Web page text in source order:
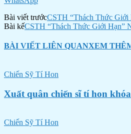
Bài viết trướcCSTH “Thách Thức Giới
Bài kếCSTH “Thách Thức Giới Hạn”
BÀI VIẾT LIÊN QUANXEM
Chiến Sỹ Tí Hon
Xuất quân chiến sĩ tí hon
Chiến Sỹ Tí Hon